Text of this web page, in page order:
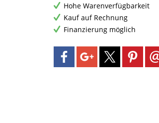
Hohe Warenverfügbarkeit
Kauf auf Rechnung
Finanzierung möglich